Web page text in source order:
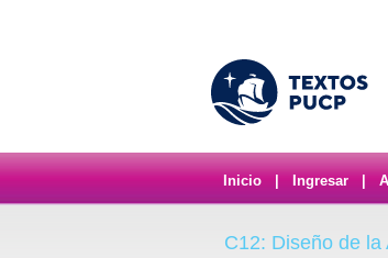
Inicio Ingresar
C12: Diseño de